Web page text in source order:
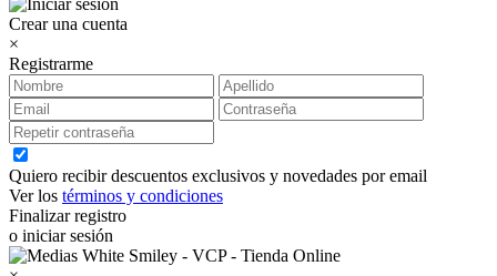
Crear una cuenta
×
Registrarme
Quiero recibir descuentos exclusivos y novedades por email
Ver los términos y condiciones
Finalizar registro
o iniciar sesión